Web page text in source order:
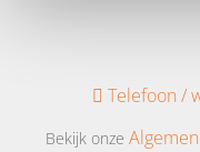
Telefoon /
Bekijk onze